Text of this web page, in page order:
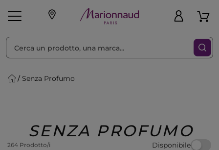
Make-up Profumi
Regalo
Senza Profumo
SENZA PROFUMO
264 Prodotto/i Disponibile
Ordina per Filtra